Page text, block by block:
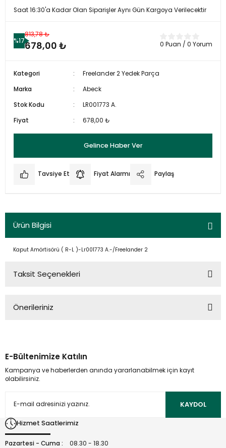
Saat 16:30'a Kadar Olan Siparişler Aynı Gün Kargoya Verilecektir
%17
813,78 ₺
678,00 ₺ 0 Puan / 0 Yorum
Kategori
Freelander 2 Yedek Parça
Marka
Abeck
Stok Kodu
LR001773 A.
Fiyat
678,00 ₺
Gelince Haber Ver
Tavsiye Et Fiyat Alarmı Paylaş
Ürün Bilgisi
Kaput Amörtisörü ( R-L )-Lr001773 A.-/Freelander 2
Taksit Seçenekleri
Önerileriniz
kullanarak tarafımıza iletebilirsiniz.
Görüş ve önerileriniz için teşekkür ederiz.
Ürün açıklamasında eksik bilgiler bulunuyor.
Bu ürüne benzer farklı alternatifler olmalı.
E-Bültenimize Katılın
Kampanya ve haberlerden anında yararlanabilmek için kayıt
olabilirsiniz.
KAYDOL
Hizmet Saatlerimiz
Pazartesi - Cuma :
08.30 - 18.30